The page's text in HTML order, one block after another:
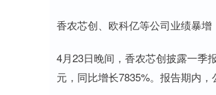
香农芯创、欧科亿等公司业绩暴增
4月23日晚间，香农芯创披露一季
元，同比增长7835%。报告期内